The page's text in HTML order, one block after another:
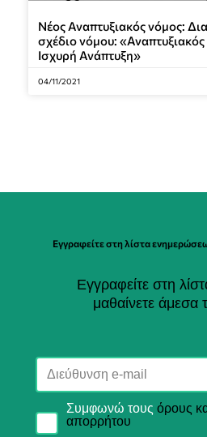
Νέος Αναπτυξιακός νόμος:
σχέδιο νόμου:
Ισχυρή Ανάπτυξη»
04/11/2021
Εγγραφείτε στη λίστα
Εγγραφείτε στη
μαθαίνετε άμεσα
Συμφωνώ τους όρους
απορρήτου